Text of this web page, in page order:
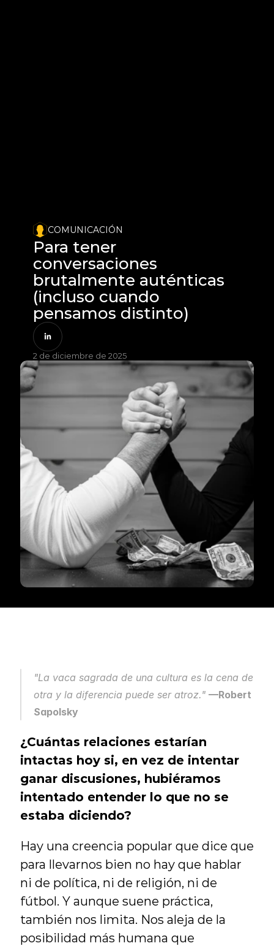
COMUNICACIÓN
Para tener
conversaciones
brutalmente auténticas
(incluso cuando
pensamos distinto)
2 de diciembre de 2025
"La vaca sagrada de una cultura es la cena de
otra y la diferencia puede ser atroz." —Robert
Sapolsky
¿Cuántas relaciones estarían
intactas hoy si, en vez de intentar
ganar discusiones, hubiéramos
intentado entender lo que no se
estaba diciendo?
Hay una creencia popular que dice que
para llevarnos bien no hay que hablar
ni de política, ni de religión, ni de
fútbol. Y aunque suene práctica,
también nos limita. Nos aleja de la
posibilidad más humana que